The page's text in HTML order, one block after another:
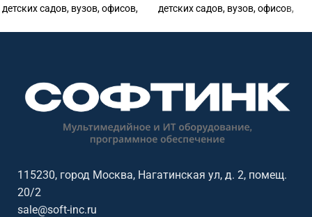
детских садов, вузов, офисов,
3840x2160@60Гц (16:9), сенсор:
20 касаний, яркость: 400, ос /
совместимость: Android.
детских садов, вузов, офисов,
3840x2160@60Гц (16:9), сенсор:
20 касаний, яркость: 400, ос /
совместимость: Android.
115230, город Москва, Нагатинская ул, д. 2, помещ.
20/2
sale@soft-inc.ru